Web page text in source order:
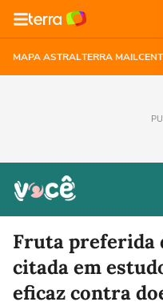
MAPA ASTRALTERRA MAIL
Fruta preferida
citada em
eficaz contra